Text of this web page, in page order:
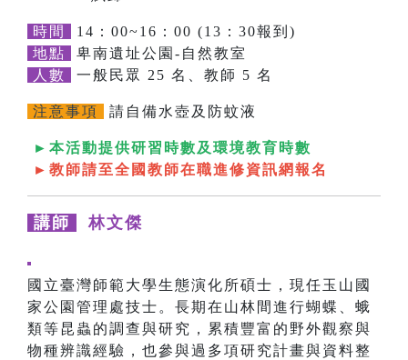
時間
14：00~16：00 (13：30報到)
地點
卑南遺址公園-自然教室
人數
一般民眾 25 名、教師 5 名
注意事項 請自備水壺及防蚊液
►本活動提供研習時數及環境教育時數
►教師請至全國教師在職進修資訊網報名
講師 林文傑
國立臺灣師範大學生態演化所碩士，現任玉山國
家公園管理處技士。長期在山林間進行蝴蝶、蛾
類等昆蟲的調查與研究，累積豐富的野外觀察與
物種辨識經驗，也參與過多項研究計畫與資料整